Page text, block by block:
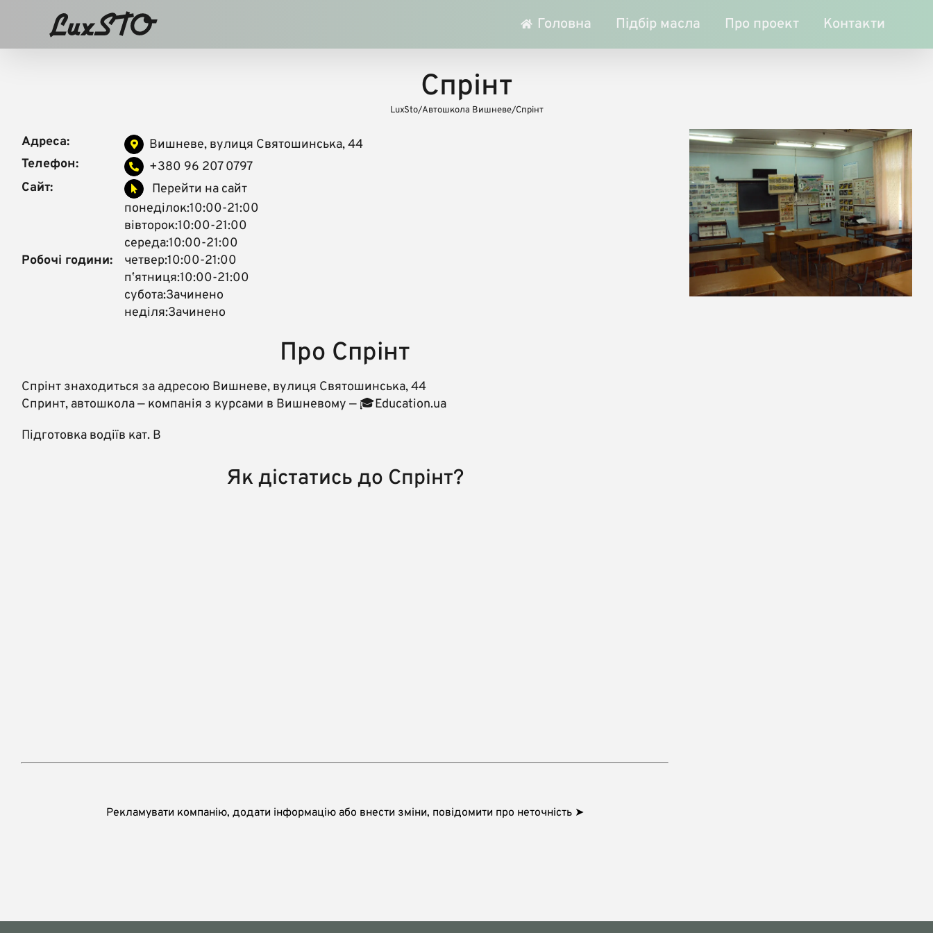
Головна Підбір масла Про проект Контакти
Спрінт
LuxSto/Автошкола Вишневе/Спрінт
Адреса:
Вишневе, вулиця Святошинська, 44
Телефон:
+380 96 207 0797
Сайт:
Перейти на сайт
Робочі години:
понеділок:10:00-21:00
вівторок:10:00-21:00
середа:10:00-21:00
четвер:10:00-21:00
пʼятниця:10:00-21:00
субота:Зачинено
неділя:Зачинено
Про Спрінт
Спрінт знаходиться за адресою Вишневе, вулиця Святошинська, 44
Спринт, автошкола — компанія з курсами в Вишневому — 🎓Education.ua
Підготовка водіїв кат. В
Як дістатись до Спрінт?
Рекламувати компанію, додати інформацію або внести зміни, повідомити про неточність ➤